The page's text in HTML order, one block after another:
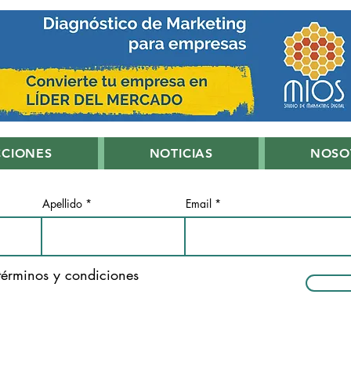
NOTICIAS
Apellido Email
y condiciones